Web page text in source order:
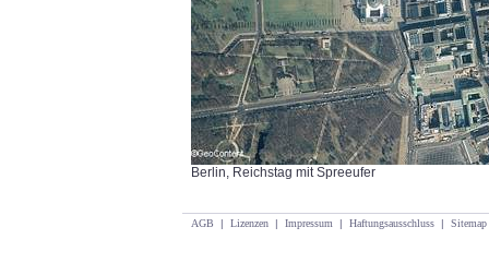
Berlin, Reichstag mit Spreeufer
AGB | Lizenzen | Impressum | Haftungsausschluss | Sitemap